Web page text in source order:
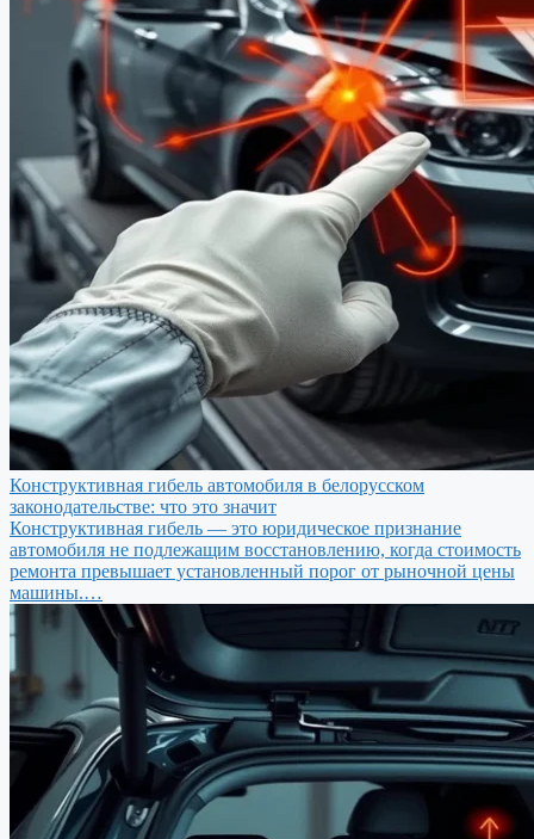
Конструктивная гибель автомобиля в белорусском
законодательстве: что это значит
Конструктивная гибель — это юридическое признание
автомобиля не подлежащим восстановлению, когда стоимость
ремонта превышает установленный порог от рыночной цены
машины.…